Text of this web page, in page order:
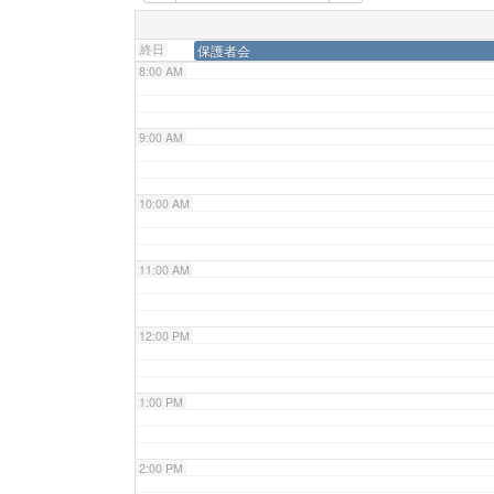
終日 保護者会
7:00 AM
8:00 AM
9:00 AM
10:00 AM
11:00 AM
12:00 PM
1:00 PM
2:00 PM